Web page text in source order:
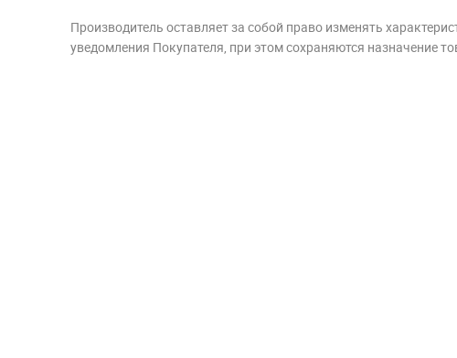
Производитель оставляет за собой право изменять
уведомления Покупателя, при этом сохраняются назначение